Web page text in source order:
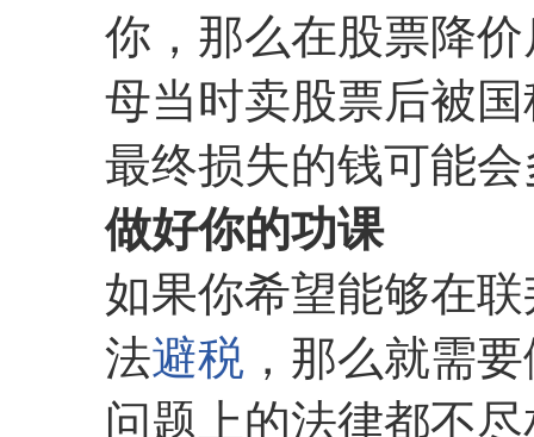
你，那么在股票降
母当时卖股票后被
最终损失的钱可能
做好你的功课
如果你希望能够在
法避税 ，那么就需
问题上的法律都不